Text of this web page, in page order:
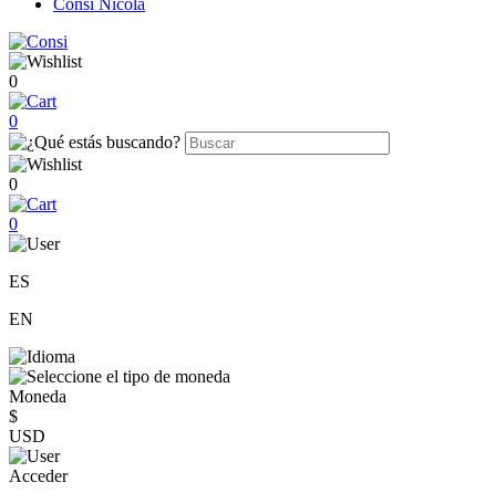
Consi Nicola
0
0
0
0
ES
EN
Moneda
$
USD
Acceder